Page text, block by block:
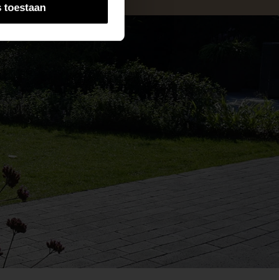
toestaan